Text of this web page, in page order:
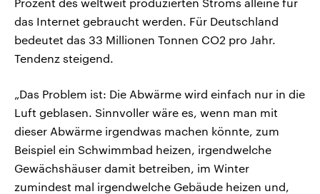
das Internet gebraucht werden. Für Deutschland
bedeutet das 33 Millionen Tonnen CO2 pro Jahr.
Tendenz steigend.
„Das Problem ist: Die Abwärme wird einfach nur in die
Luft geblasen. Sinnvoller wäre es, wenn man mit
dieser Abwärme irgendwas machen könnte, zum
Beispiel ein Schwimmbad heizen, irgendwelche
Gewächshäuser damit betreiben, im Winter
zumindest mal irgendwelche Gebäude heizen und,